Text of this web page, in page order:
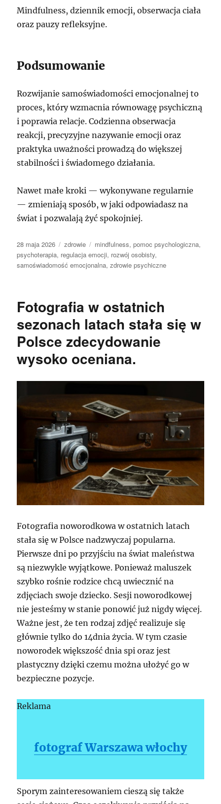
Mindfulness, dziennik emocji, obserwacja ciała
oraz pauzy refleksyjne.
Podsumowanie
Rozwijanie samoświadomości emocjonalnej to
proces, który wzmacnia równowagę psychiczną
i poprawia relacje. Codzienna obserwacja
reakcji, precyzyjne nazywanie emocji oraz
praktyka uważności prowadzą do większej
stabilności i świadomego działania.
Nawet małe kroki — wykonywane regularnie
— zmieniają sposób, w jaki odpowiadasz na
świat i pozwalają żyć spokojniej.
Data
publikacji
28 maja 2026 Kategorie
zdrowie Tagi
mindfulness,pomoc psychologiczna,
psychoterapia, regulacja emocji, rozwój osobisty,
samoświadomość emocjonalna,zdrowie psychiczne
Fotografia w ostatnich
sezonach latach stała się w
Polsce zdecydowanie
wysoko oceniana.
Fotografia noworodkowa w ostatnich latach
stała się w Polsce nadzwyczaj popularna.
Pierwsze dni po przyjściu na świat maleństwa
są niezwykle wyjątkowe. Ponieważ maluszek
szybko rośnie rodzice chcą uwiecznić na
zdjęciach swoje dziecko. Sesji noworodkowej
nie jesteśmy w stanie ponowić już nigdy więcej.
Ważne jest, że ten rodzaj zdjęć realizuje się
głównie tylko do 14dnia życia. W tym czasie
noworodek większość dnia spi oraz jest
plastyczny dzięki czemu można ułożyć go w
bezpieczne pozycje.
Reklama
fotograf Warszawa włochy
Sporym zainteresowaniem cieszą się także